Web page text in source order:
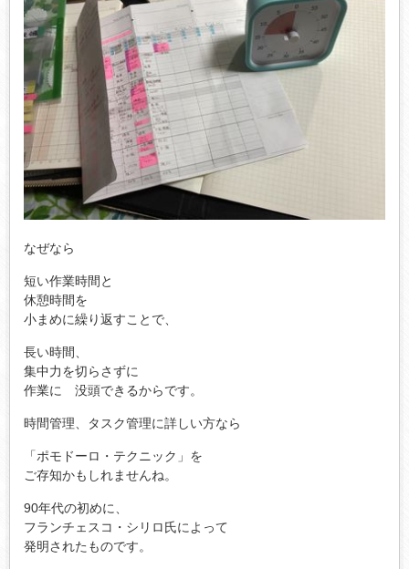
なぜなら
短い作業時間と
休憩時間を
小まめに繰り返すことで、
長い時間、
集中力を切らさずに
作業に 没頭できるからです。
時間管理、タスク管理に詳しい方なら
「ポモドーロ・テクニック」を
ご存知かもしれませんね。
90年代の初めに、
フランチェスコ・シリロ氏によって
発明されたものです。